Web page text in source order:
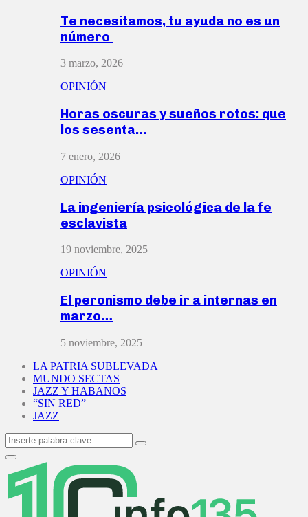
Te necesitamos, tu ayuda no es un
número
3 marzo, 2026
OPINIÓN
Horas oscuras y sueños rotos: que
los sesenta…
7 enero, 2026
OPINIÓN
La ingeniería psicológica de la fe
esclavista
19 noviembre, 2025
OPINIÓN
El peronismo debe ir a internas en
marzo…
5 noviembre, 2025
LA PATRIA SUBLEVADA
MUNDO SECTAS
JAZZ Y HABANOS
“SIN RED”
JAZZ
Search
for:
Search
Primary
Menu